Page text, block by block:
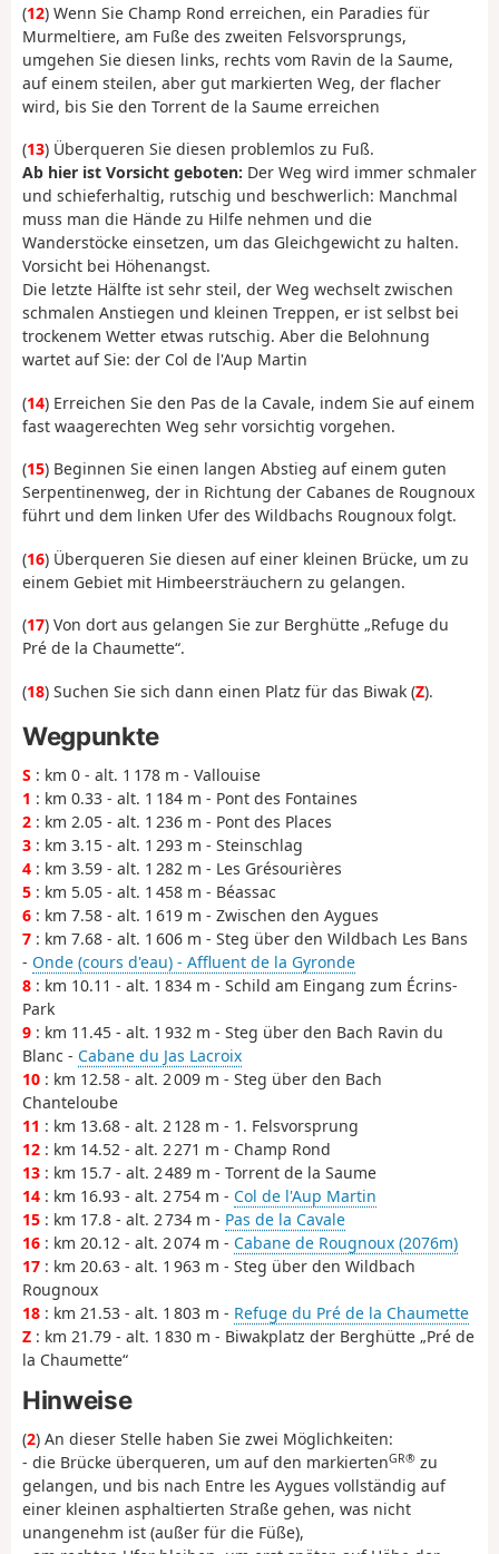
(12) Wenn Sie Champ Rond erreichen, ein Paradies für
Murmeltiere, am Fuße des zweiten Felsvorsprungs,
umgehen Sie diesen links, rechts vom Ravin de la Saume,
auf einem steilen, aber gut markierten Weg, der flacher
wird, bis Sie den Torrent de la Saume erreichen
(13) Überqueren Sie diesen problemlos zu Fuß.
Ab hier ist Vorsicht geboten: Der Weg wird immer schmaler
und schieferhaltig, rutschig und beschwerlich: Manchmal
muss man die Hände zu Hilfe nehmen und die
Wanderstöcke einsetzen, um das Gleichgewicht zu halten.
Vorsicht bei Höhenangst.
Die letzte Hälfte ist sehr steil, der Weg wechselt zwischen
schmalen Anstiegen und kleinen Treppen, er ist selbst bei
trockenem Wetter etwas rutschig. Aber die Belohnung
wartet auf Sie: der Col de l'Aup Martin
(14) Erreichen Sie den Pas de la Cavale, indem Sie auf einem
fast waagerechten Weg sehr vorsichtig vorgehen.
(15) Beginnen Sie einen langen Abstieg auf einem guten
Serpentinenweg, der in Richtung der Cabanes de Rougnoux
führt und dem linken Ufer des Wildbachs Rougnoux folgt.
(16) Überqueren Sie diesen auf einer kleinen Brücke, um zu
einem Gebiet mit Himbeersträuchern zu gelangen.
(17) Von dort aus gelangen Sie zur Berghütte „Refuge du
Pré de la Chaumette“.
(18) Suchen Sie sich dann einen Platz für das Biwak (Z).
Wegpunkte
S : km 0 - alt. 1 178 m - Vallouise
1 : km 0.33 - alt. 1 184 m - Pont des Fontaines
2 : km 2.05 - alt. 1 236 m - Pont des Places
3 : km 3.15 - alt. 1 293 m - Steinschlag
4 : km 3.59 - alt. 1 282 m - Les Grésourières
5 : km 5.05 - alt. 1 458 m - Béassac
6 : km 7.58 - alt. 1 619 m - Zwischen den Aygues
7 : km 7.68 - alt. 1 606 m - Steg über den Wildbach Les Bans
- Onde (cours d'eau) - Affluent de la Gyronde
8 : km 10.11 - alt. 1 834 m - Schild am Eingang zum Écrins-
Park
9 : km 11.45 - alt. 1 932 m - Steg über den Bach Ravin du
Blanc - Cabane du Jas Lacroix
10 : km 12.58 - alt. 2 009 m - Steg über den Bach
Chanteloube
11 : km 13.68 - alt. 2 128 m - 1. Felsvorsprung
12 : km 14.52 - alt. 2 271 m - Champ Rond
13 : km 15.7 - alt. 2 489 m - Torrent de la Saume
14 : km 16.93 - alt. 2 754 m - Col de l'Aup Martin
15 : km 17.8 - alt. 2 734 m - Pas de la Cavale
16 : km 20.12 - alt. 2 074 m - Cabane de Rougnoux (2076m)
17 : km 20.63 - alt. 1 963 m - Steg über den Wildbach
Rougnoux
18 : km 21.53 - alt. 1 803 m - Refuge du Pré de la Chaumette
Z : km 21.79 - alt. 1 830 m - Biwakplatz der Berghütte „Pré de
la Chaumette“
Hinweise
(2) An dieser Stelle haben Sie zwei Möglichkeiten:
- die Brücke überqueren, um auf den markiertenGR® zu
gelangen, und bis nach Entre les Aygues vollständig auf
einer kleinen asphaltierten Straße gehen, was nicht
unangenehm ist (außer für die Füße),